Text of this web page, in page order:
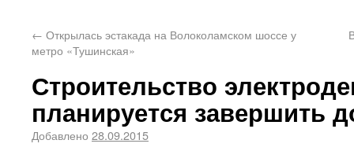
← Открылась эстакада на Волоколамском шоссе у
метро «Тушинская»
Строительство
планируется завершить
Добавлено 28.09.2015